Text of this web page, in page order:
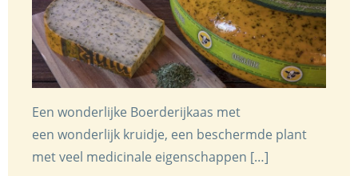
Een wonderlijke Boerderijkaas met
een wonderlijk kruidje, een beschermde plant
met veel medicinale eigenschappen […]